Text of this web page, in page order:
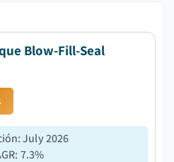
Blow-Fill-Seal
:July 2026
7.3%